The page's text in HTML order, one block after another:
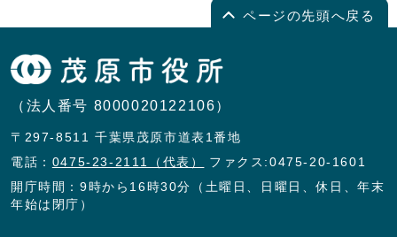
ページの先頭へ戻る
（法人番号 8000020122106）
〒297-8511 千葉県茂原市道表1番地
電話： 0475-23-2111（代表）
ファクス:0475-20-1601
開庁時間：9時から16時30分（土曜日、日曜日、休日、年末
年始は閉庁）